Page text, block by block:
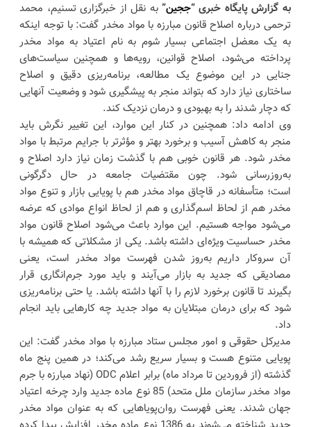
به گزارش پایگاه خبری “ججین”به نقل از خبرگزاری تسنیم، محمد
ترحمی درباره اصلاح قانون مبارزه با مواد مخدر گفت: با توجه اینکه
به یک معضل اجتماعی بسیار شوم به نام اعتیاد به مواد مخدر
پرداخته می‌شود، اصلاح قوانین، رویه‌ها و همچنین سیاست‌های
جنایی در این موضوع یک مطالعه،‌ برنامه‌ریزی دقیق و اصلاح
ساختاری نیاز دارد که بتواند منجر به پیشگیری شود و وضعیت آنهایی
که دچار شدند را به بهبودی و درمان نزدیک کند.
وی ادامه داد: همچنین در کنار این موارد، این تغییر نگرش باید
منجر به کاهش آسیب و برخورد بهتر و مؤثرتر با جرایم مرتبط با مواد
مخدر شود. هر قانون خوبی هم با گذشت زمان نیاز دارد اصلاح و
به‌روزرسانی شود. چون مقتضیات جامعه در حال دگرگونی
است؛ متأسفانه در قاچاق مواد مخدر هم با پویایی بازار و تنوع مواد
مخدر هم از لحاظ اسم‌گذاری و هم از لحاظ انواع موادی که عرضه
می‌شود مواجه هستیم. این موارد باعث می‌شود اصلاح قانون مواد
مخدر حساسیت ویژه‌ای داشته باشد. یکی از مشکلاتی که همیشه با
آن سروکار داریم به‌روز شدن فهرست مواد مخدر است، یعنی
مصادیقی که جدید به بازار می‌آیند و باید مورد جرم‌انگاری قرار
بگیرند تا قانون برخورد لازم را با آنها داشته باشد. یا حتی برنامه‌ریزی
شود که برای درمان مبتلایان به مواد جدید چه کارهایی باید انجام
داد.
مدیرکل حقوقی و امور مجلس ستاد مبارزه با مواد مخدر گفت: این
پویایی متنوع هست و بسیار سریع رشد می‌کند؛ در همین پنج ماه
گذشته (از فروردین تا مرداد ماه) برابر اعلام ODC (نهاد مبارزه با جرم
مواد مخدر سازمان ملل متحد) 85 نوع ماده جدید وارد چرخه اعتیاد
جهان شدند. یعنی فهرست روان‌پویاهایی که به عنوان مواد مخدر